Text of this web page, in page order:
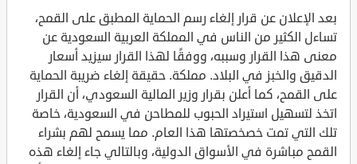
بعد الإعلان عن قرار إلغاء رسم الحماية المطبق على القمح،
تساءل الكثير من الناس في المملكة العربية السعودية عن
معنى هذا القرار وسببه، ووفقًا لهذا القرار سيزيد أسعار
الدقيق والخبز في البلاد. مملكة. حقيقة إلغاء ضريبة الحماية
على القمح، كما أعلن بقرار وزير المالية السعودي، أن القرار
اتخذ لتسهيل استيراد الحبوب للمطاحن في السعودية، خاصة
تلك التي تمت خصخصتها هذا العام. مما يسمح لهم بشراء
القمح مباشرة في الأسواق الدولية، وبالتالي جاء إلغاء هذه